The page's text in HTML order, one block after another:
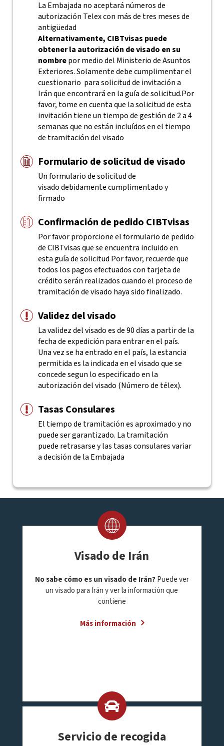
La Embajada no aceptará números de
autorización Telex con más de tres meses de
antigüedad
Alternativamente, CIBTvisas puede
obtener la autorización de visado en su
nombrepor medio del Ministerio de Asuntos
Exteriores. Solamente debe cumplimentar el
cuestionario para solicitud de invitación a
Irán que encontrará en la guía de solicitud.Por
favor, tome en cuenta que la solicitud de esta
invitación tiene un tiempo de gestión de 2 a 4
semanas que no están incluídos en el tiempo
de tramitación del visado
Formulario de solicitud de visado
Un formulario de solicitud de
visado debidamente cumplimentado y
firmado
Confirmación de pedido CIBTvisas
Por favor proporcione el formulario de pedido
de CIBTvisas que se encuentra incluido en
esta guía de solicitud Por favor, recuerde que
todos los pagos efectuados con tarjeta de
crédito serán realizados cuando el proceso de
tramitación de visado haya sido finalizado.
Validez del visado
La validez del visado es de 90 días a partir de la
fecha de expedición para entrar en el país.
Una vez se ha entrado en el país, la estancia
permitida es la indicada en el visado que se
concede segun lo especificado en la
autorización del visado (Número de télex).
Tasas Consulares
El tiempo de tramitación es aproximado y no
puede ser garantizado. La tramitación
puede retrasarse y las tasas consulares variar
a decisión de la Embajada
Visado de Irán
No sabe cómo es un visado de Irán?Puede ver
un visado para Irán y ver la información que
contiene
Más información
Servicio de recogida